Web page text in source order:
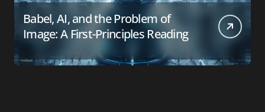
Babel, AI, and the Problem of
Image: A First-Principles Reading